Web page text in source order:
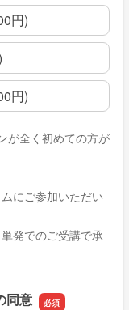
円)
円)
が全く初めての方が
にご参加いただい
発でのご受講で承
同意